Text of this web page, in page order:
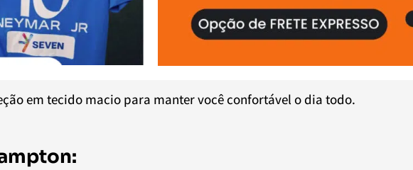
em tecido macio para manter você confortável o dia todo.